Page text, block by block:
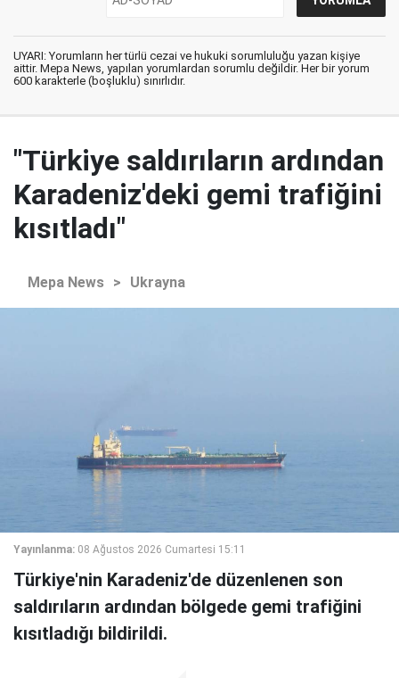
UYARI: Yorumların her türlü cezai ve hukuki sorumluluğu yazan kişiye
aittir. Mepa News, yapılan yorumlardan sorumlu değildir. Her bir yorum
600 karakterle (boşluklu) sınırlıdır.
"Türkiye saldırıların ardından
Karadeniz'deki gemi trafiğini
kısıtladı"
Mepa News > Ukrayna
Yayınlanma: 08 Ağustos 2026 Cumartesi 15:11
Türkiye'nin Karadeniz'de düzenlenen son
saldırıların ardından bölgede gemi trafiğini
kısıtladığı bildirildi.